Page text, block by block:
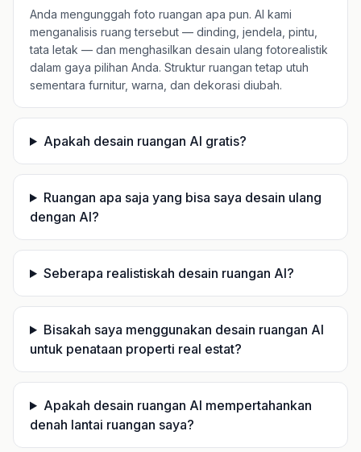
Anda mengunggah foto ruangan apa pun. AI kami
menganalisis ruang tersebut — dinding, jendela, pintu,
tata letak — dan menghasilkan desain ulang fotorealistik
dalam gaya pilihan Anda. Struktur ruangan tetap utuh
sementara furnitur, warna, dan dekorasi diubah.
Apakah desain ruangan AI gratis?
Ruangan apa saja yang bisa saya desain ulang
dengan AI?
Seberapa realistiskah desain ruangan AI?
Bisakah saya menggunakan desain ruangan AI
untuk penataan properti real estat?
Apakah desain ruangan AI mempertahankan
denah lantai ruangan saya?